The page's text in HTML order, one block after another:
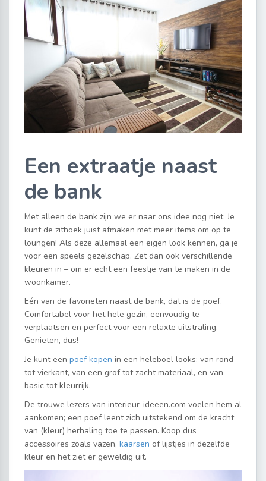
Een extraatje naast
de bank
Met alleen de bank zijn we er naar ons idee nog niet. Je
kunt de zithoek juist afmaken met meer items om op te
loungen! Als deze allemaal een eigen look kennen, ga je
voor een speels gezelschap. Zet dan ook verschillende
kleuren in – om er echt een feestje van te maken in de
woonkamer.
Eén van de favorieten naast de bank, dat is de poef.
Comfortabel voor het hele gezin, eenvoudig te
verplaatsen en perfect voor een relaxte uitstraling.
Genieten, dus!
Je kunt een poef kopen in een heleboel looks: van rond
tot vierkant, van een grof tot zacht materiaal, en van
basic tot kleurrijk.
De trouwe lezers van interieur-ideeen.com voelen hem al
aankomen; een poef leent zich uitstekend om de kracht
van (kleur) herhaling toe te passen. Koop dus
accessoires zoals vazen, kaarsen of lijstjes in dezelfde
kleur en het ziet er geweldig uit.